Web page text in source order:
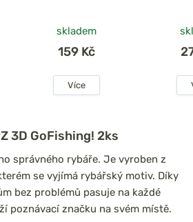
skladem
159 Kč
Více
3D GoFishing! 2ks
správného rybáře. Je vyroben z
se vyjímá rybářský motiv. Díky
bez problémů pasuje na každé
poznávací značku na svém místě.